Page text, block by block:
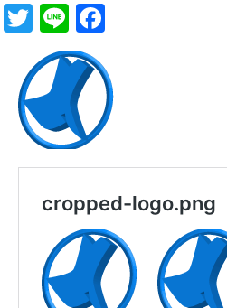
T
wi
tt
er
Li
n
e c
e
b
o
o
k